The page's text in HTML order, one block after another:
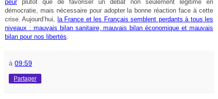
peurplutôt que de favoriser un débat non seulement légitime en
démocratie, mais nécessaire pour adopter la bonne réaction face à cette
crise. Aujourd’hui, la France et les Français semblent perdants à tous les
niveaux : mauvais bilan sanitaire, mauvais bilan économique et mauvais
bilan pour nos libertés.
à 09:59
Partager